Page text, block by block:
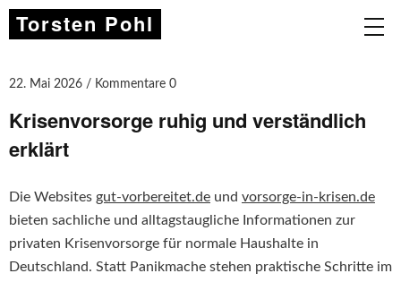
Torsten Pohl
22. Mai 2026 Kommentare 0
Krisenvorsorge ruhig und verständlich
erklärt
Die Websites gut-vorbereitet.de und vorsorge-in-krisen.de
bieten sachliche und alltagstaugliche Informationen zur
privaten Krisenvorsorge für normale Haushalte in
Deutschland. Statt Panikmache stehen praktische Schritte im